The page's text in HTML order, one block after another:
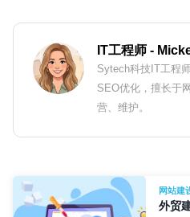
IT工程师 -
Sytech科技IT工程
SEO优化，擅长于
营、维护。
网站建
外贸